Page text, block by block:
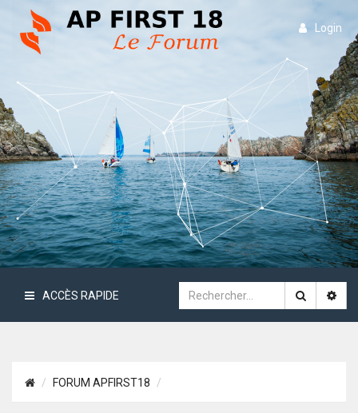
Login
ACCÈS RAPIDE
FORUM APFIRST18